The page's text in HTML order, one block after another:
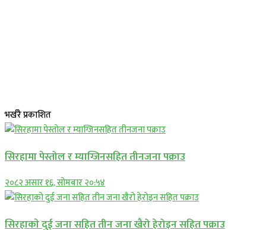
भर्खरै प्रकाशित
सिरहामा पेस्तोल र म्याग्जिनसहित तीनजना पक्राउ
२०८२ असार १६, सोमबार २०:५४
सिरहाकाे दुई जना सहित तीन जना खैरो हेरोइन सहित पक्राउ